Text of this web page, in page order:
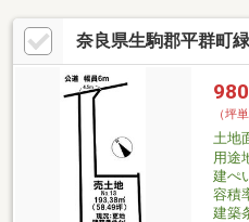
奈良県生駒郡平群町
980
（坪
土地
用途
建ぺ
容積
建築